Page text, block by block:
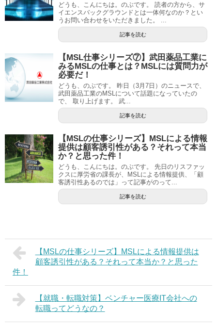
どうも、こんにちは。のぶです。 読者の方から、サ
イエンスバックグラウンドとは一体何なのか？とい
うお問い合わせをいただきました。 ...
記事を読む
【MSL仕事シリーズ⑦】武田薬品工業に
みるMSLの仕事とは？MSLには質問力が
必要だ！
どうも、のぶです。 昨日（3月7日）のニュースで、
武田薬品工業のMSLについて話題になっていたの
で、 取り上げます。 武...
記事を読む
【MSLの仕事シリーズ】MSLによる情報
提供は顧客誘引性がある？それって本当
か？と思った件！
どうも、こんにちは。のぶです。 先日のリスファッ
クスに厚労省の課長が、MSLによる情報提供、「顧
客誘引性あるのでは」って記事がのって...
記事を読む
【MSLの仕事シリーズ】MSLによる情報提供は
顧客誘引性がある？それって本当か？と思った
件！
【就職・転職対策】ベンチャー医療IT会社への
転職ってどうなの？